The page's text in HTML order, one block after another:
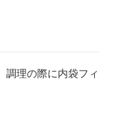
調理の際に内袋フィ